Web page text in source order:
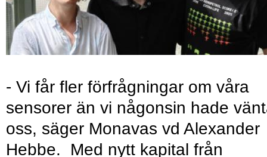
- Vi får fler förfrågningar om våra
sensorer än vi någonsin hade
oss, säger Monavas vd Alexander
Hebbe. Med nytt kapital från